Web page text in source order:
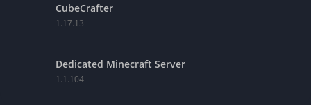
CubeCrafter
1.17.13
Dedicated Minecraft Server
1.1.104